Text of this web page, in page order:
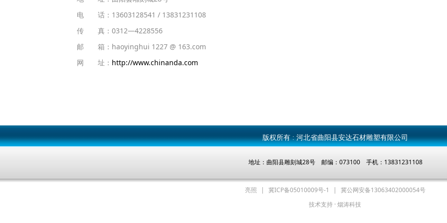
电 话：13603128541 / 13831231108
传 真：0312—4228556
邮 箱：haoyinghui 1227 @ 163.com
网 址： http://www.chinanda.com
版权所有 : 河北省曲阳县安达石材雕塑有限公司
地址：曲阳县雕刻城28号 邮编：073100 手机：13831231108
亮照 | 冀ICP备05010009号-1 |
冀公网安备13063402000054号
技术支持 · 烟涛科技